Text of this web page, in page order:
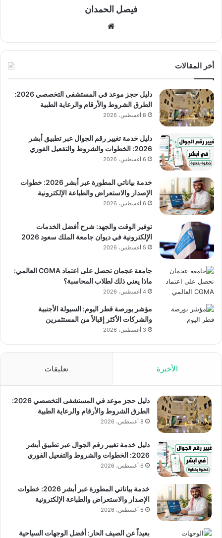
فيصل الحمدان
الوي
أخر المقالات
دليل حجز موعد في المستشفى التخصصي 2026:
الطرق الشروط والأرقام والرعاية الطبية
8 أغسطس، 2026
دليل خدمة تغيير رقم الجوال عبر تطبيق أبشر
2026: الخطوات والشروط والتفعيل الفوري
6 أغسطس، 2026
خدمة بياناتي المطورة عبر أبشر 2026: خطوات
الإصدار والاستعراض والطباعة الإلكترونية
6 أغسطس، 2026
توفير الوقت والجهد: شرح أفضل الخدمات
الإلكترونية في ديوان جامعة الملك سعود 2026
5 أغسطس، 2026
جامعة عجمان تحصل على اعتماد CGMA العالمي:
ماذا يعني ذلك لطلاب المحاسبة؟
4 أغسطس، 2026
مؤشر بورصة قطر اليوم: السيولة الأجنبية
والشركات الأكثر إقبالاً من المستثمرين
3 أغسطس، 2026
الأخيرة تعليقات
دليل حجز موعد في المستشفى التخصصي 2026:
الطرق الشروط والأرقام والرعاية الطبية
8 أغسطس، 2026
دليل خدمة تغيير رقم الجوال عبر تطبيق أبشر
2026: الخطوات والشروط والتفعيل الفوري
6 أغسطس، 2026
خدمة بياناتي المطورة عبر أبشر 2026: خطوات
الإصدار والاستعراض والطباعة الإلكترونية
6 أغسطس، 2026
بعيداً عن الصيف الحار: أفضل الوجهات السياحية